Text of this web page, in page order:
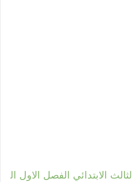
الثالث الابتدائي الفصل الاول ال